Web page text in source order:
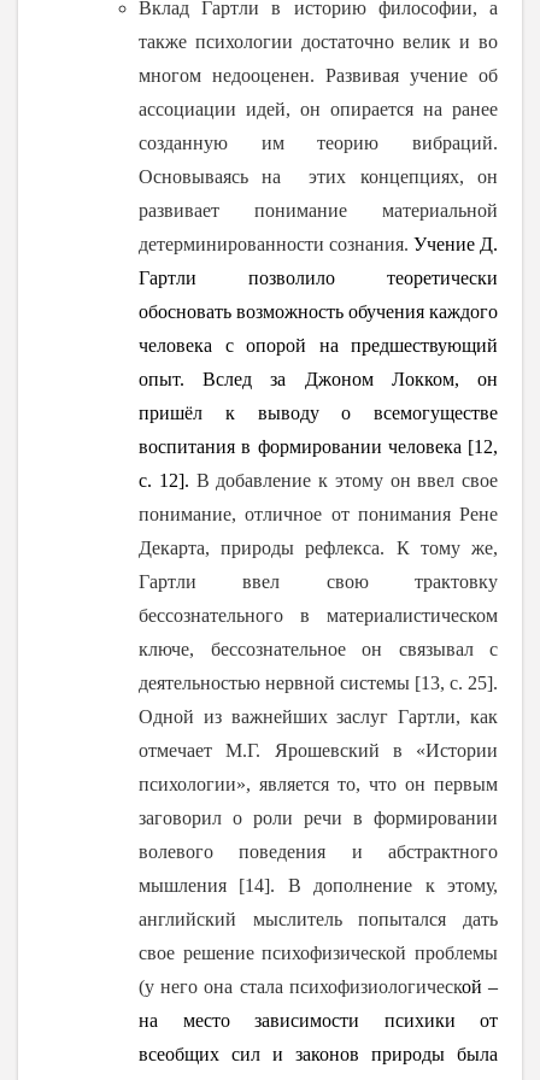
Вклад Гартли в историю философии, а
также психологии достаточно велик и во
многом недооценен. Развивая учение об
ассоциации идей, он опирается на ранее
созданную им теорию вибраций.
Основываясь на этих концепциях, он
развивает понимание материальной
детерминированности сознания. Учение Д.
Гартли позволило теоретически
обосновать возможность обучения каждого
человека с опорой на предшествующий
опыт. Вслед за Джоном Локком, он
пришёл к выводу о всемогуществе
воспитания в формировании человека [12,
с. 12]. В добавление к этому он ввел свое
понимание, отличное от понимания Рене
Декарта, природы рефлекса. К тому же,
Гартли ввел свою трактовку
бессознательного в материалистическом
ключе, бессознательное он связывал с
деятельностью нервной системы [13, с. 25].
Одной из важнейших заслуг Гартли, как
отмечает М.Г. Ярошевский в «Истории
психологии», является то, что он первым
заговорил о роли речи в формировании
волевого поведения и абстрактного
мышления [14]. В дополнение к этому,
английский мыслитель попытался дать
свое решение психофизической проблемы
(у него она стала психофизиологической –
на место зависимости психики от
всеобщих сил и законов природы была